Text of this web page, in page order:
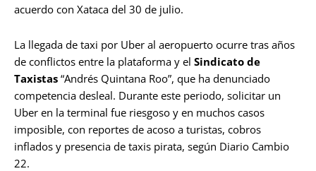
acuerdo con Xataca del 30 de julio.
La llegada de taxi por Uber al aeropuerto ocurre tras años
de conflictos entre la plataforma y el Sindicato de
Taxistas “Andrés Quintana Roo”, que ha denunciado
competencia desleal. Durante este periodo, solicitar un
Uber en la terminal fue riesgoso y en muchos casos
imposible, con reportes de acoso a turistas, cobros
inflados y presencia de taxis pirata, según Diario Cambio
22.